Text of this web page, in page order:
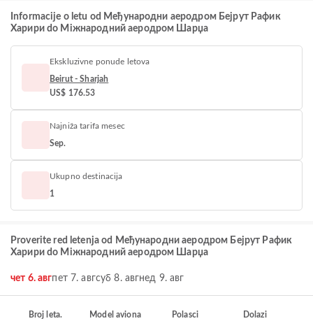
Informacije o letu od Међународни аеродром Бејрут Рафик
Харири do Міжнародний аеродром Шарџа
Ekskluzivne ponude letova
Beirut - Sharjah
US$ 176.53
Najniža tarifa mesec
Sep.
Ukupno destinacija
1
Proverite red letenja od Међународни аеродром Бејрут Рафик
Харири do Міжнародний аеродром Шарџа
чет 6. авгпет 7. авгсуб 8. авгнед 9. авг
Broj leta. Model aviona Polasci Dolazi